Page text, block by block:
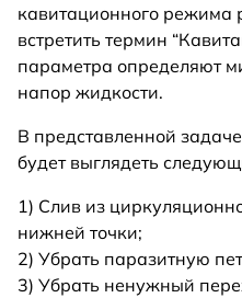
кавитационного режима
встретить термин
параметра определяют
напор жидкости.
В представленной
будет выглядеть
1) Слив из
нижней точки;
2) Убрать паразитную
3) Убрать ненужный